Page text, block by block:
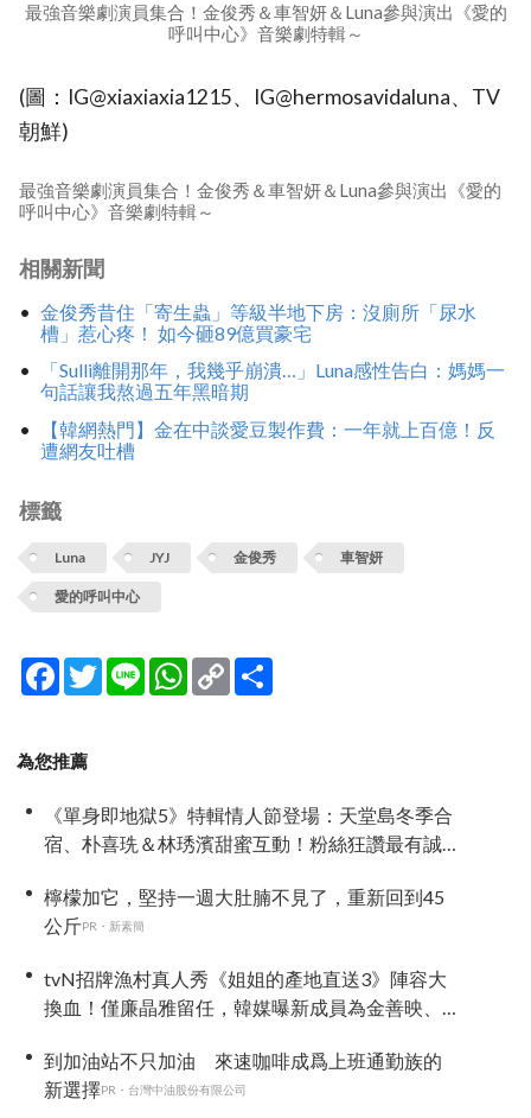
最強音樂劇演員集合！金俊秀＆車智妍＆Luna參與演出《愛的
呼叫中心》音樂劇特輯～
(圖：IG@xiaxiaxia1215、IG@hermosavidaluna、TV
朝鮮)
最強音樂劇演員集合！金俊秀＆車智妍＆Luna參與演出《愛的
呼叫中心》音樂劇特輯～
相關新聞
金俊秀昔住「寄生蟲」等級半地下房：沒廁所「尿水
槽」惹心疼！ 如今砸89億買豪宅
「Sulli離開那年，我幾乎崩潰…」Luna感性告白：媽媽一
句話讓我熬過五年黑暗期
【韓網熱門】金在中談愛豆製作費：一年就上百億！反
遭網友吐槽
標籤
Luna JYJ 金俊秀 車智妍
愛的呼叫中心
Facebook
TwitterLine WhatsApp
Copy
Link
為您推薦
《單身即地獄5》特輯情人節登場：天堂島冬季合
宿、朴喜珗＆林琇濱甜蜜互動！粉絲狂讚最有誠
檸檬加它，堅持一週大肚腩不見了，重新回到45
公斤PR・新素簡
tvN招牌漁村真人秀《姐姐的產地直送3》陣容大
換血！僅廉晶雅留任，韓媒曝新成員為金善映、
到加油站不只加油 來速咖啡成爲上班通勤族的
新選擇PR・台灣中油股份有限公司